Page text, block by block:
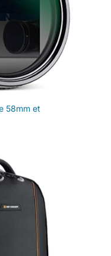
58mm et